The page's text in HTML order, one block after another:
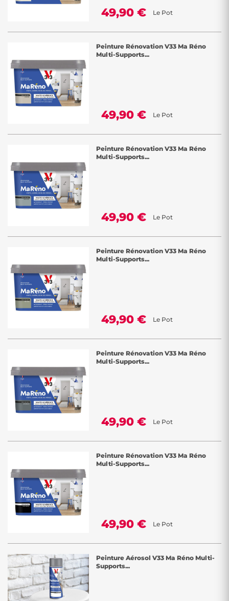
49,90 € Le Pot
Peinture Rénovation V33 Ma Réno
Multi-Supports...
49,90 € Le Pot
Peinture Rénovation V33 Ma Réno
Multi-Supports...
49,90 € Le Pot
Peinture Rénovation V33 Ma Réno
Multi-Supports...
49,90 € Le Pot
Peinture Rénovation V33 Ma Réno
Multi-Supports...
49,90 € Le Pot
Peinture Rénovation V33 Ma Réno
Multi-Supports...
49,90 € Le Pot
Peinture Aérosol V33 Ma Réno Multi-
Supports...